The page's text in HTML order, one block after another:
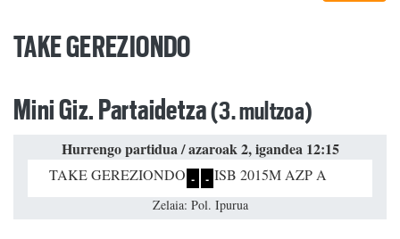
TAKE GEREZIONDO
Mini Giz. Partaidetza(3. multzoa)
Hurrengo partidua / azaroak 2, igandea 12:15
TAKE GEREZIONDO - - ISB 2015M AZP A
Zelaia: Pol. Ipurua